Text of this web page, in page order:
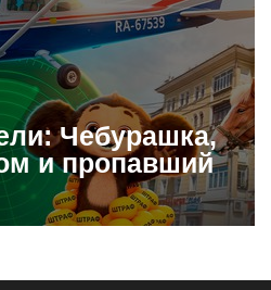
Чебурашка,
и пропавший